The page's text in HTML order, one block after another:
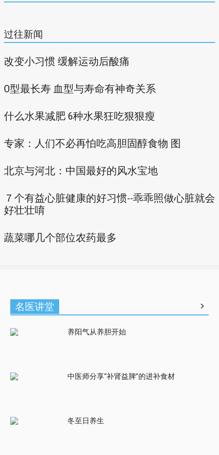
过往新闻
改变小习惯 缓解运动后酸痛
O型最长寿 血型与寿命有神奇关系
什么水果减肥 6种水果狂吃狠狠瘦
专家：人们不必再怕吃高胆固醇食物 图
北京与河北：中国最好的风水宝地
７个有益心脏健康的好习惯--乖乖照做心脏就会
好壮壮唷
蔬菜哪几个部位农药最多
名医讲堂
养阳气从养胆开始
中医师分享“补肾益脾”的进补食材
冬至日养生